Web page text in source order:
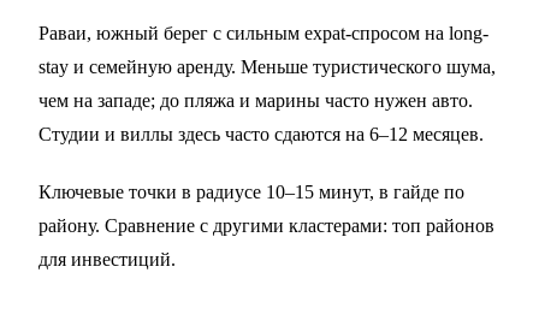
Раваи, южный берег с сильным expat-спросом на long-
stay и семейную аренду. Меньше туристического шума,
чем на западе; до пляжа и марины часто нужен авто.
Студии и виллы здесь часто сдаются на 6–12 месяцев.
Ключевые точки в радиусе 10–15 минут, в гайде по
району. Сравнение с другими кластерами: топ районов
для инвестиций.